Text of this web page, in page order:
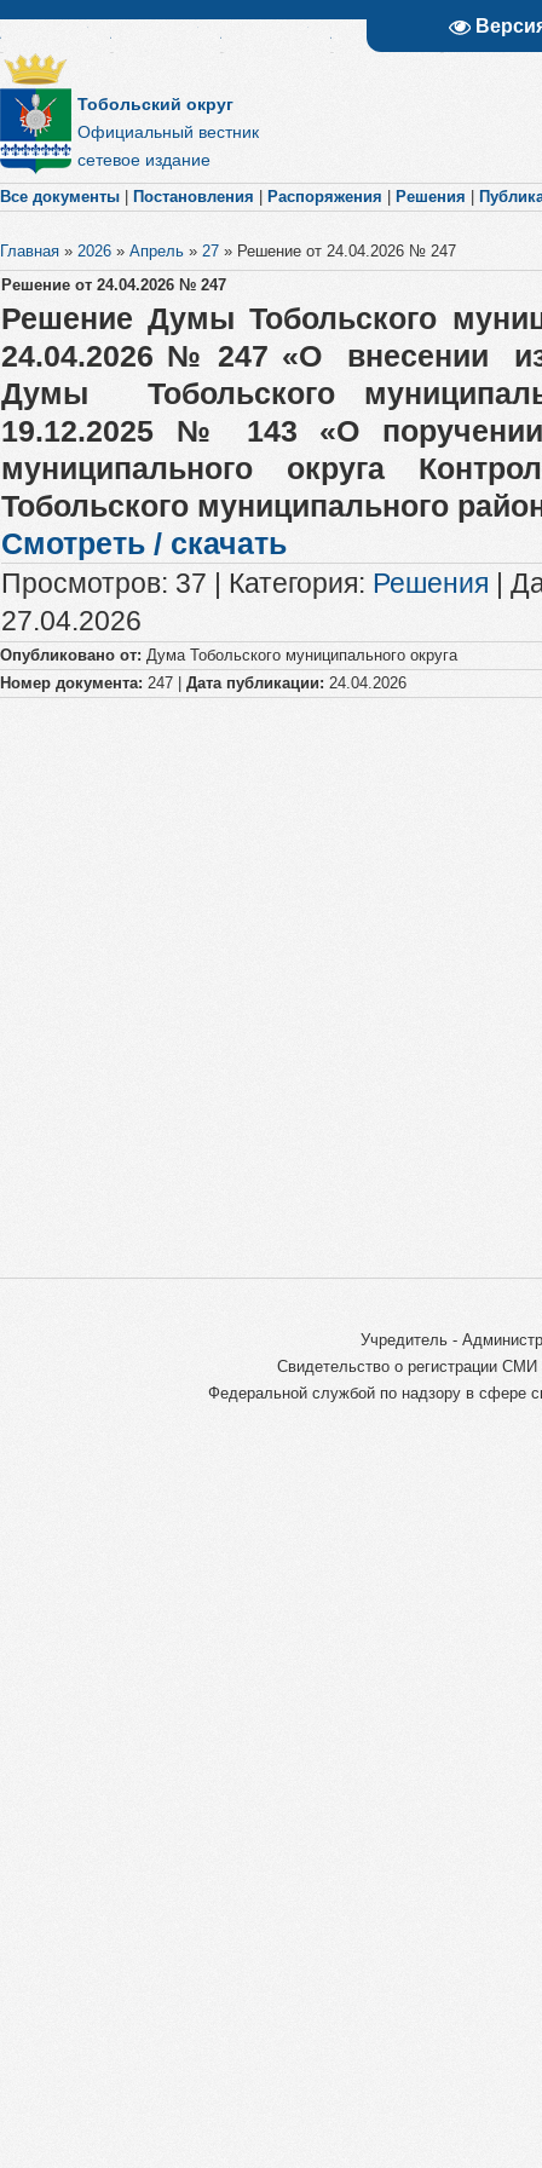
Тобольский округ
Официальный вестник
сетевое издание
Все документы Постановления Распоряжения Решения
Главная » 2026 » Апрель » 27 » Решение от 24.04.2026 № 247
Решение от 24.04.2026 № 247
Решение Думы Тобольского
24.04.2026 № 247 «О внесении
Думы Тобольского
19.12.2025 № 143 «О
муниципального округа
Тобольского муниципального
Смотреть / скачать
Просмотров: 37 | Категория: Решения |
27.04.2026
Опубликовано от: Дума Тобольского муниципального округа
Номер документа: 247 | Дата публикации: 24.04.2026
Учредитель -
Свидетельство о регистрации
Федеральной службой по надзору в сфере